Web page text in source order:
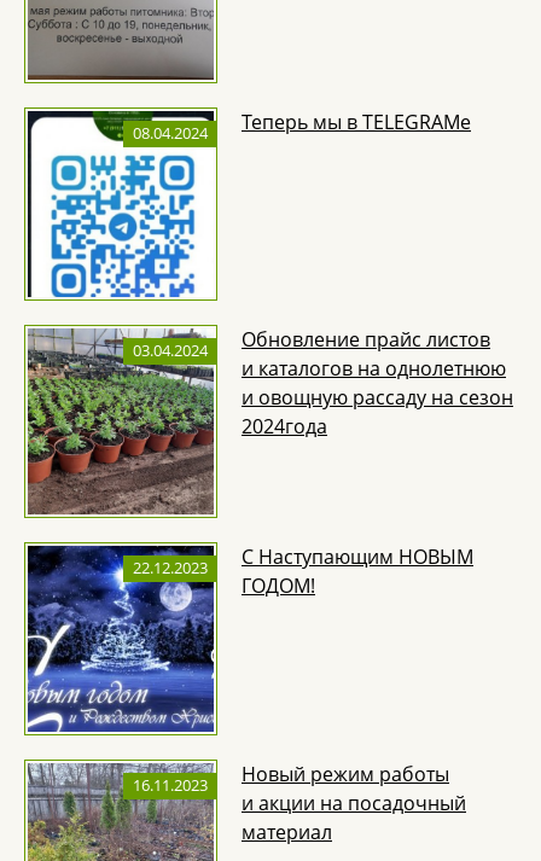
08.04.2024 Теперь мы в TELEGRAMe
03.04.2024
Обновление прайс листов
и каталогов на однолетнюю
и овощную рассаду на сезон
2024года
22.12.2023
С Наступающим НОВЫМ
ГОДОМ!
16.11.2023
Новый режим работы
и акции на посадочный
материал